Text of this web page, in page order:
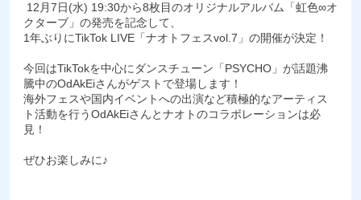
12月7日(水) 19:30から8枚目のオリジナルアルバム「虹色∞オ
クターブ」の発売を記念して、
1年ぶりにTikTok LIVE「ナオトフェスvol.7」の開催が決定！
今回はTikTokを中心にダンスチューン「PSYCHO」が話題沸
騰中のOdAkEiさんがゲストで登場します！
海外フェスや国内イベントへの出演など積極的なアーティス
ト活動を行うOdAkEiさんとナオトのコラボレーションは必
見！
ぜひお楽しみに♪